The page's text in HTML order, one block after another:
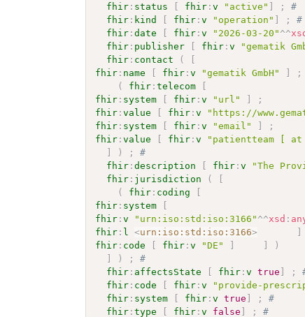
fhir : status fhir :v "active" ;
#
fhir : kind fhir :v "operation" ;
#
fhir :date fhir :v "2026-03-20" ^^
fhir : publisher fhir :v "gematik
fhir : contact (
fhir : name fhir :v "gematik GmbH"
;
(
fhir :telecom
fhir : system fhir :v "url"
;
fhir :value fhir :v "https://
fhir : system fhir :v "email"
;
fhir :value fhir :v "patientteam [ at
) ;
#
fhir :description fhir :v
"The
fhir : jurisdiction (
(
fhir : coding
fhir : system
fhir :v "urn:iso:std:iso:3166" ^^xsd :
fhir : l <urn:iso:std:iso:3166>
fhir : code fhir :v "DE"
)
) ;
#
fhir : affectsState fhir :v true ;
fhir : code fhir :v "provide-
fhir : system fhir :v true ;
#
fhir :type fhir :v false ; #